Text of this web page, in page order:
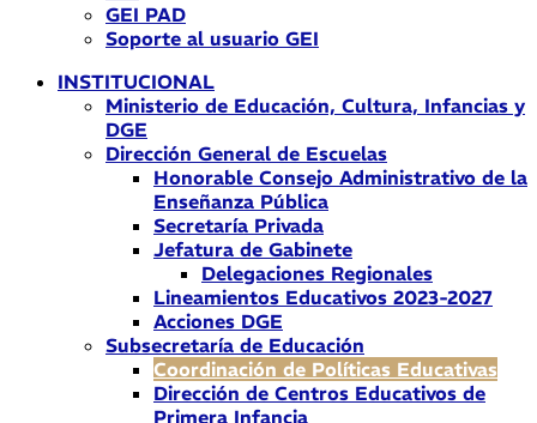
GEI PAD
Soporte al usuario GEI
INSTITUCIONAL
Ministerio de Educación, Cultura, Infancias y
DGE
Dirección General de Escuelas
Honorable Consejo Administrativo de la
Enseñanza Pública
Secretaría Privada
Jefatura de Gabinete
Delegaciones Regionales
Lineamientos Educativos 2023-2027
Acciones DGE
Subsecretaría de Educación
Coordinación de Políticas Educativas
Dirección de Centros Educativos de
Primera Infancia